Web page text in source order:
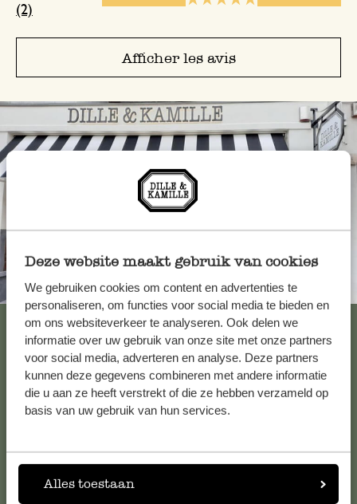
Deze website maakt gebruik van cookies
We gebruiken cookies om content en advertenties te
personaliseren, om functies voor social media te bieden en
om ons websiteverkeer te analyseren. Ook delen we
informatie over uw gebruik van onze site met onze partners
voor social media, adverteren en analyse. Deze partners
kunnen deze gegevens combineren met andere informatie
die u aan ze heeft verstrekt of die ze hebben verzameld op
basis van uw gebruik van hun services.
Alles toestaan
(2)
Afficher les avis
Toujours à proximité
Voir les 62 magasins
Service clientèle
veuillez contacter notre service clientèle. Ou retrouvez ici
nos réponses aux